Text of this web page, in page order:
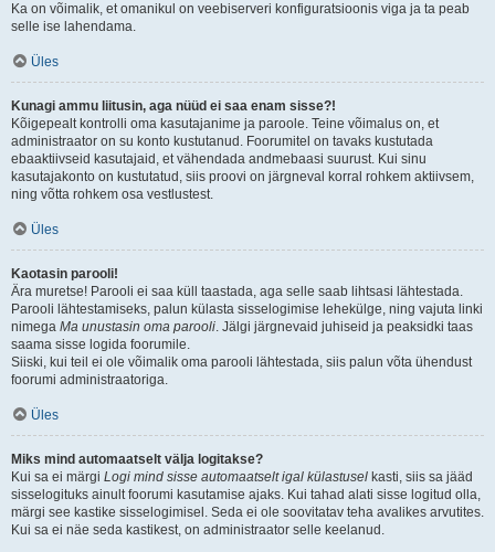
Ka on võimalik, et omanikul on veebiserveri konfiguratsioonis viga ja ta peab
selle ise lahendama.
Üles
Kunagi ammu liitusin, aga nüüd ei saa enam sisse?!
Kõigepealt kontrolli oma kasutajanime ja paroole. Teine võimalus on, et
administraator on su konto kustutanud. Foorumitel on tavaks kustutada
ebaaktiivseid kasutajaid, et vähendada andmebaasi suurust. Kui sinu
kasutajakonto on kustutatud, siis proovi on järgneval korral rohkem aktiivsem,
ning võtta rohkem osa vestlustest.
Üles
Kaotasin parooli!
Ära muretse! Parooli ei saa küll taastada, aga selle saab lihtsasi lähtestada.
Parooli lähtestamiseks, palun külasta sisselogimise lehekülge, ning vajuta linki
nimega Ma unustasin oma parooli. Jälgi järgnevaid juhiseid ja peaksidki taas
saama sisse logida foorumile.
Siiski, kui teil ei ole võimalik oma parooli lähtestada, siis palun võta ühendust
foorumi administraatoriga.
Üles
Miks mind automaatselt välja logitakse?
Kui sa ei märgi Logi mind sisse automaatselt igal külastusel kasti, siis sa jääd
sisselogituks ainult foorumi kasutamise ajaks. Kui tahad alati sisse logitud olla,
märgi see kastike sisselogimisel. Seda ei ole soovitatav teha avalikes arvutites.
Kui sa ei näe seda kastikest, on administraator selle keelanud.